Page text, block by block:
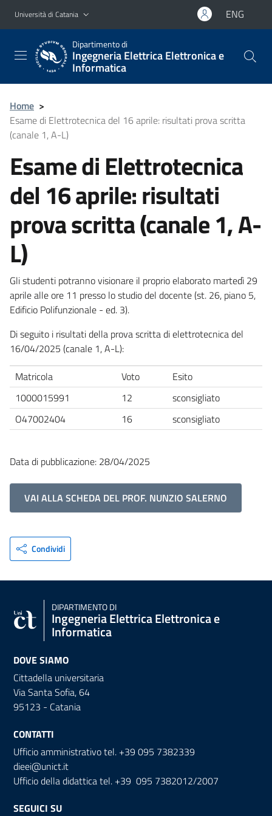
Vai al contenuto principale
Vai al menu di navigazione
Università di Catania ENG
Dipartimento di
Ingegneria Elettrica Elettronica e
Informatica
Home >
Esame di Elettrotecnica del 16 aprile: risultati prova scritta
(canale 1, A-L)
Esame di Elettrotecnica
del 16 aprile: risultati
prova scritta (canale 1, A-
L)
Gli studenti potranno visionare il proprio elaborato martedì 29
aprile alle ore 11 presso lo studio del docente (st. 26, piano 5,
Edificio Polifunzionale - ed. 3).
Di seguito i risultati della prova scritta di elettrotecnica del
16/04/2025 (canale 1, A-L):
Matricola
Voto
Esito
1000015991
12
sconsigliato
O47002404
16 sconsigliato
Data di pubblicazione: 28/04/2025
VAI ALLA SCHEDA DEL PROF. NUNZIO SALERNO
Condividi
DIPARTIMENTO DI
Ingegneria Elettrica Elettronica e
Informatica
DOVE SIAMO
Cittadella universitaria
Via Santa Sofia, 64
95123 - Catania
CONTATTI
Ufficio amministrativo tel. +39 095 7382339
dieei@unict.it
Ufficio della didattica tel. +39 095 7382012/2007
SEGUICI SU